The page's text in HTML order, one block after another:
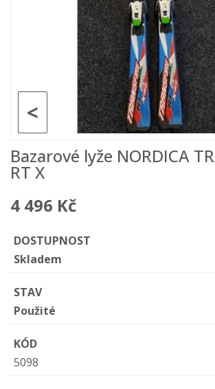
<
Bazarové lyže NORDICA
RT X
4 496 Kč
DOSTUPNOST
Skladem
STAV
Použité
KÓD
5098